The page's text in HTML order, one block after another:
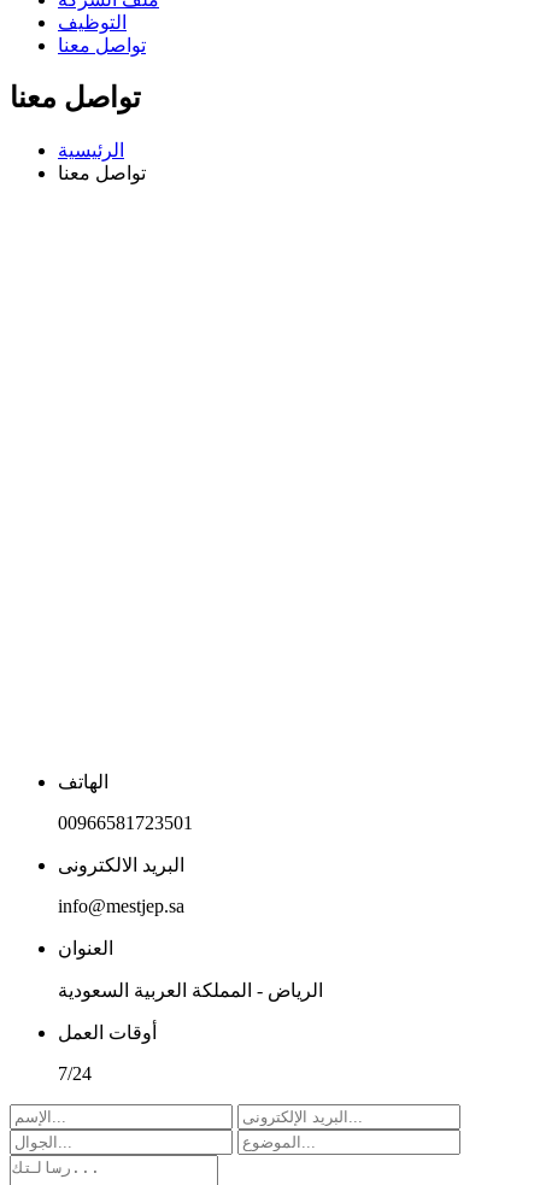
التوظيف
تواصل معنا
تواصل معنا
الرئيسية
تواصل معنا
الهاتف
00966581723501
البريد الالكترونى
info@mestjep.sa
العنوان
الرياض - المملكة العربية السعودية
أوقات العمل
7/24